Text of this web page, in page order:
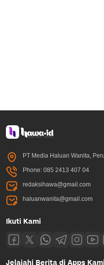
PT Media Haluan Wanita,
Phone: 085 2413 407 04
redaksihawa@gmail.com
haluanwanita@gmail.com
Ikuti Kami
Jelajahi Berita di Apps Kami